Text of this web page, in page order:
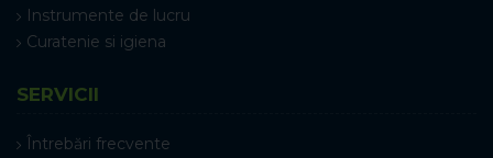
Instrumente de lucru
Curatenie si igiena
SERVICII
Întrebări frecvente